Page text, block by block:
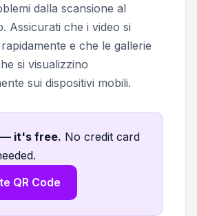
dalla scansione al
Assicurati che i video si
e che le gallerie
si visualizzino
sui dispositivi mobili.
it's free. No credit card
QR Code